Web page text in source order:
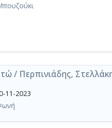
/ Περπινιάδης,
11-2023